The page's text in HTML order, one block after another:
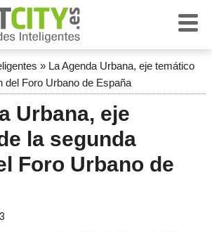
» La Agenda Urbana, eje temático
del Foro Urbano de España
Urbana, eje
la segunda
Foro Urbano de